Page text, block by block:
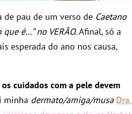
de pau de um verso de Caetano
é…” no VERÃO.Afinal, só a
esperada do ano nos causa,
cuidados com a pele devem
minha dermato/amiga/musa Dra.